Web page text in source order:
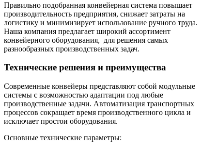
Правильно подобранная конвейерная система повышает
производительность предприятия, снижает затраты на
логистику и минимизирует использование ручного труда.
Наша компания предлагает широкий ассортимент
конвейерного оборудования, для решения самых
разнообразных производственных задач.
Технические решения и преимущества
Современные конвейеры представляют собой модульные
системы с возможностью адаптации под любые
производственные задачи. Автоматизация транспортных
процессов сокращает время производственного цикла и
исключает простои оборудования.
Основные технические параметры: